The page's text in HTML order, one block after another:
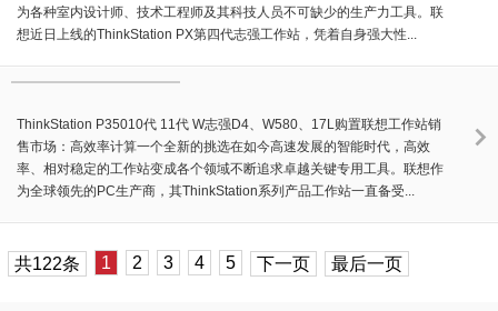
为各种室内设计师、技术工程师及其科技人员不可缺少的生产力工具。联
想近日上线的ThinkStation PX第四代志强工作站，凭着自身强大性...
ThinkStation P35010代 11代 W志强D4、W580、17L购置联想工作站销
售市场：高效率计算一个全新的挑选在如今高速发展的智能时代，高效
率、相对稳定的工作站变成各个领域不断追求卓越关键专用工具。联想作
为全球领先的PC生产商，其ThinkStation系列产品工作站一直备受...
共122条 1 2 3 4 5 下一页 最后一页